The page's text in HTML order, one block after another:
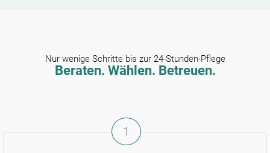
Nur wenige Schritte bis zur 24-Stunden-Pflege
Beraten. Wählen. Betreuen.
1